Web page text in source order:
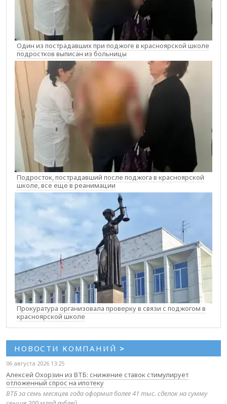
Один из пострадавших при поджоге в красноярской школе
подростков выписан из больницы
Подросток, пострадавший после поджога в красноярской
школе, все еще в реанимации
Прокуратура организовала проверку в связи с поджогом в
красноярской школе
НОВОСТИ КОМПАНИЙ >
06 августа 2026 13:25
Алексей Охорзин из ВТБ: снижение ставок стимулирует
отложенный спрос на ипотеку
ВТБ за семь месяцев года оформил более 41 тыс. сделок на сумму